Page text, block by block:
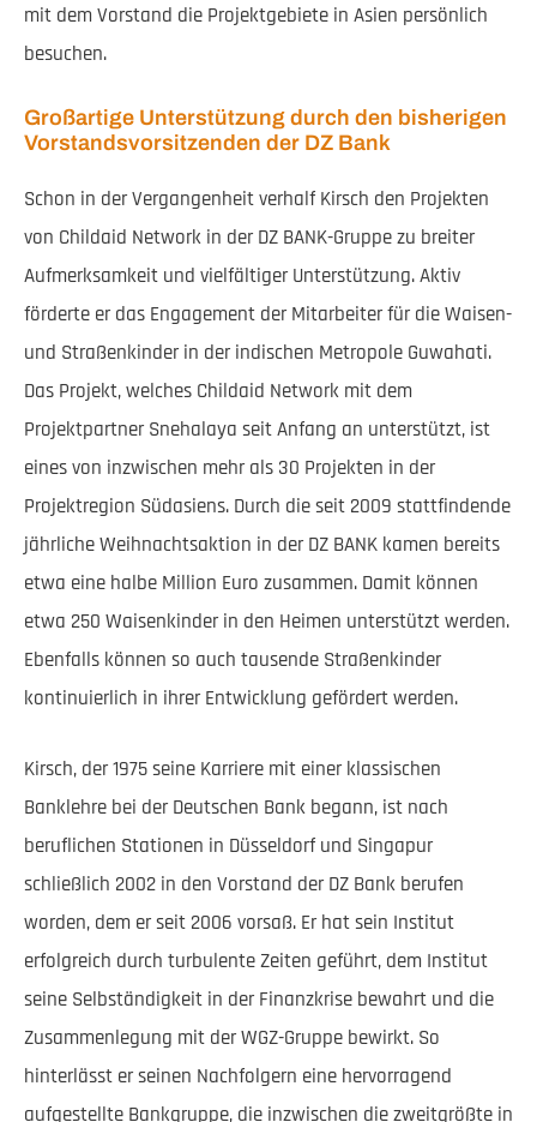
mit dem Vorstand die Projektgebiete in Asien persönlich
besuchen.
Großartige Unterstützung durch den bisherigen
Vorstandsvorsitzenden der DZ Bank
Schon in der Vergangenheit verhalf Kirsch den Projekten
von Childaid Network in der DZ BANK-Gruppe zu breiter
Aufmerksamkeit und vielfältiger Unterstützung. Aktiv
förderte er das Engagement der Mitarbeiter für die Waisen-
und Straßenkinder in der indischen Metropole Guwahati.
Das Projekt, welches Childaid Network mit dem
Projektpartner Snehalaya seit Anfang an unterstützt, ist
eines von inzwischen mehr als 30 Projekten in der
Projektregion Südasiens. Durch die seit 2009 stattfindende
jährliche Weihnachtsaktion in der DZ BANK kamen bereits
etwa eine halbe Million Euro zusammen. Damit können
etwa 250 Waisenkinder in den Heimen unterstützt werden.
Ebenfalls können so auch tausende Straßenkinder
kontinuierlich in ihrer Entwicklung gefördert werden.
Kirsch, der 1975 seine Karriere mit einer klassischen
Banklehre bei der Deutschen Bank begann, ist nach
beruflichen Stationen in Düsseldorf und Singapur
schließlich 2002 in den Vorstand der DZ Bank berufen
worden, dem er seit 2006 vorsaß. Er hat sein Institut
erfolgreich durch turbulente Zeiten geführt, dem Institut
seine Selbständigkeit in der Finanzkrise bewahrt und die
Zusammenlegung mit der WGZ-Gruppe bewirkt. So
hinterlässt er seinen Nachfolgern eine hervorragend
aufgestellte Bankgruppe, die inzwischen die zweitgrößte in